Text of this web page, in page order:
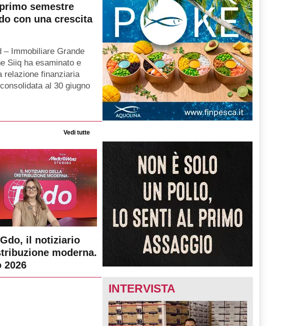
semestre
con una crescita
– Immobiliare Grande
Siiq ha esaminato e
relazione finanziaria
al 30 giugno
Vedi tutte
il notiziario
moderna.
2026
INTERVISTA